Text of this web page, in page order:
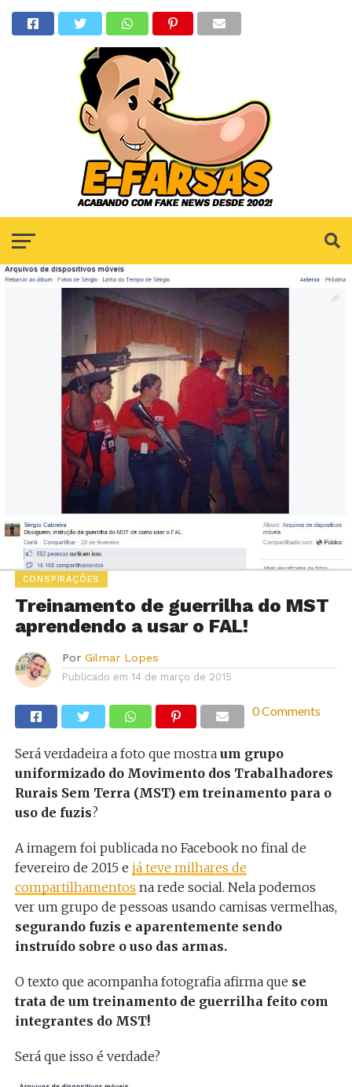
CONSPIRAÇÕES
Treinamento de guerrilha do MST
aprendendo a usar o FAL!
Por Gilmar Lopes
Publicado em 14 de março de 2015
0 Comments
Será verdadeira a foto que mostra um grupo
uniformizado do Movimento dos Trabalhadores
Rurais Sem Terra (MST) em treinamento para o
uso de fuzis?
A imagem foi publicada no Facebook no final de
fevereiro de 2015 e já teve milhares de
compartilhamentos na rede social. Nela podemos
ver um grupo de pessoas usando camisas vermelhas,
segurando fuzis e aparentemente sendo
instruído sobre o uso das armas.
O texto que acompanha fotografia afirma que se
trata de um treinamento de guerrilha feito com
integrantes do MST!
Será que isso é verdade?